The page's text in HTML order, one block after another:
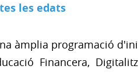
les edats
àmplia programació
Financera,